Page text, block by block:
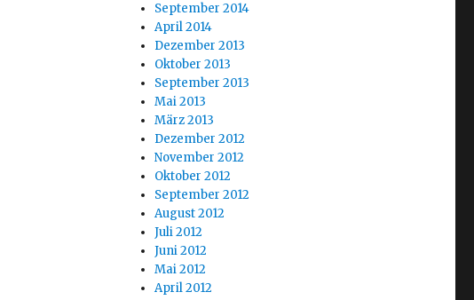
September 2014
April 2014
Dezember 2013
Oktober 2013
September 2013
Mai 2013
März 2013
Dezember 2012
November 2012
Oktober 2012
September 2012
August 2012
Juli 2012
Juni 2012
Mai 2012
April 2012